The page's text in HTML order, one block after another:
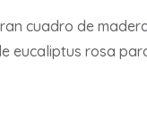
cuadro de
eucaliptus rosa